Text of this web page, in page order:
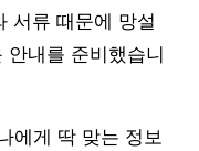
서류 때문에 망설
내를 준비했습니
에게 딱 맞는 정보